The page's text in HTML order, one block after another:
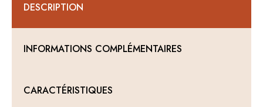
DESCRIPTION
INFORMATIONS COMPLÉMENTAIRES
CARACTÉRISTIQUES